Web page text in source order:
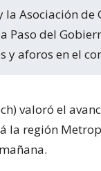
Paso del
aforos en el
valoró el
la región